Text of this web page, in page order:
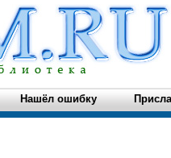
Нашёл ошибку